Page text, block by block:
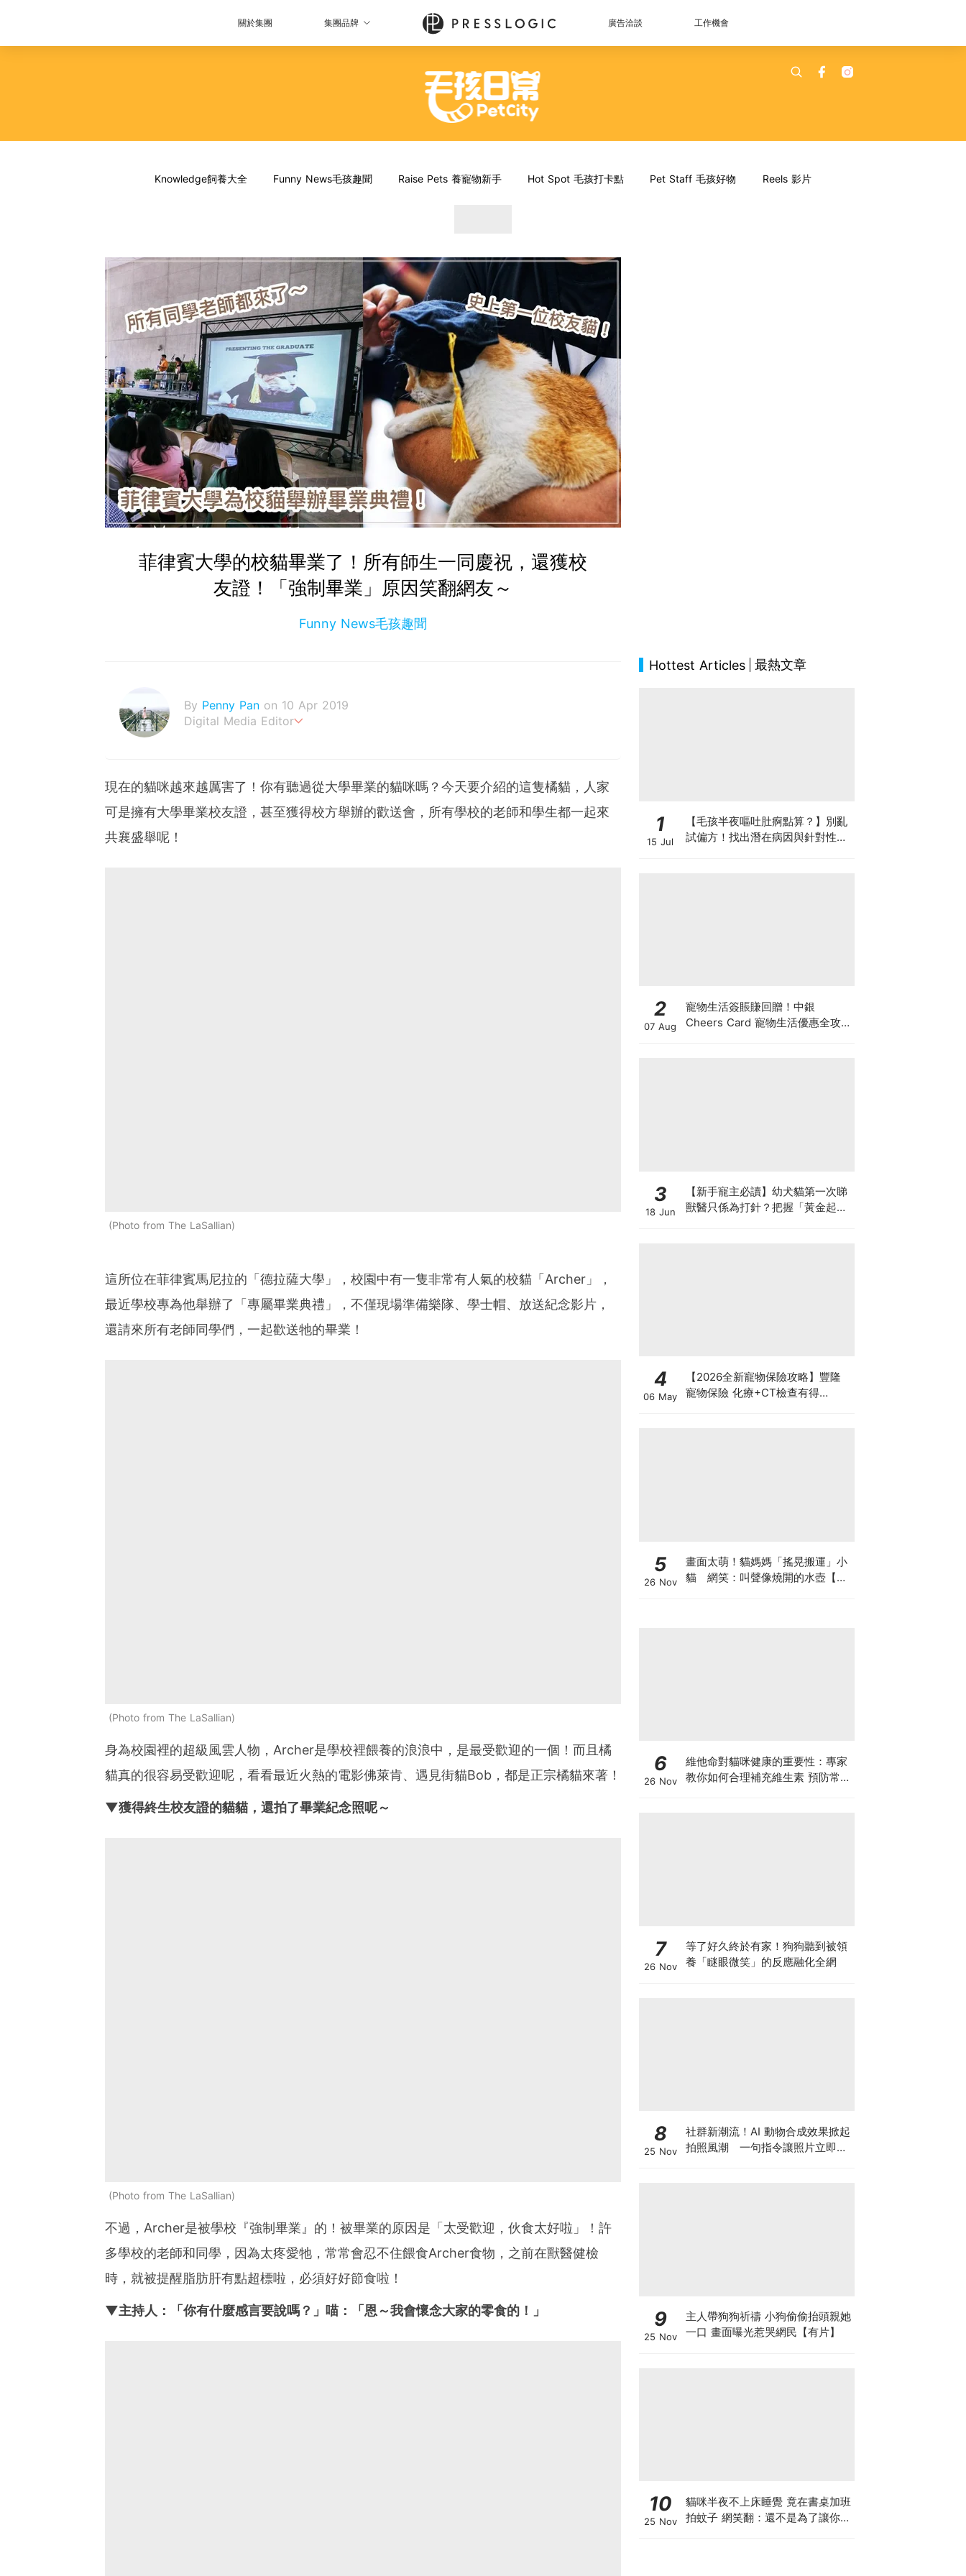
關於集團 集團品牌 廣告洽談 工作機會
Knowledge飼養大全 Funny News毛孩趣聞 Raise Pets 養寵物新手 Hot Spot 毛孩打卡點 Pet Staff 毛孩好物 Reels 影片
菲律賓大學的校貓畢業了！所有師生一同慶祝，還獲校
友證！「強制畢業」原因笑翻網友～
Funny News毛孩趣聞
By Penny Pan on 10 Apr 2019
Digital Media Editor
現在的貓咪越來越厲害了！你有聽過從大學畢業的貓咪嗎？今天要介紹的這隻橘貓，人家
可是擁有大學畢業校友證，甚至獲得校方舉辦的歡送會，所有學校的老師和學生都一起來
共襄盛舉呢！
Photo from The LaSallian
這所位在菲律賓馬尼拉的「德拉薩大學」，校園中有一隻非常有人氣的校貓「Archer」，
最近學校專為他舉辦了「專屬畢業典禮」，不僅現場準備樂隊、學士帽、放送紀念影片，
還請來所有老師同學們，一起歡送牠的畢業！
Photo from The LaSallian
身為校園裡的超級風雲人物，Archer是學校裡餵養的浪浪中，是最受歡迎的一個！而且橘
貓真的很容易受歡迎呢，看看最近火熱的電影佛萊肯、遇見街貓Bob，都是正宗橘貓來著！
▼獲得終生校友證的貓貓，還拍了畢業紀念照呢～
Photo from The LaSallian
不過，Archer是被學校『強制畢業』的！被畢業的原因是「太受歡迎，伙食太好啦」！許
多學校的老師和同學，因為太疼愛牠，常常會忍不住餵食Archer食物，之前在獸醫健檢
時，就被提醒脂肪肝有點超標啦，必須好好節食啦！
▼主持人：「你有什麼感言要說嗎？」喵：「恩～我會懷念大家的零食的！」
Hottest Articles 最熱文章
1
15 Jul
【毛孩半夜嘔吐肚痾點算？】別亂
試偏方！找出潛在病因與針對性營
2
07 Aug
寵物生活簽賬賺回贈！中銀
Cheers Card 寵物生活優惠全攻
3
18 Jun
【新手寵主必讀】幼犬貓第一次睇
獸醫只係為打針？把握「黃金起跑
4
06 May
【2026全新寵物保險攻略】豐隆
寵物保險 化療+CT檢查有得
5
26 Nov
畫面太萌！貓媽媽「搖晃搬運」小
貓 網笑：叫聲像燒開的水壺【有
6
26 Nov
維他命對貓咪健康的重要性：專家
教你如何合理補充維生素 預防常見
7
26 Nov
等了好久終於有家！狗狗聽到被領
養「瞇眼微笑」的反應融化全網
8
25 Nov
社群新潮流！AI 動物合成效果掀起
拍照風潮 一句指令讓照片立即升
9
25 Nov
主人帶狗狗祈禱 小狗偷偷抬頭親她
一口 畫面曝光惹哭網民【有片】
10
25 Nov
貓咪半夜不上床睡覺 竟在書桌加班
拍蚊子 網笑翻：還不是為了讓你睡